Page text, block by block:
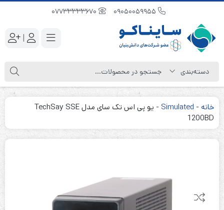
|
خانه -
Simulated
-
یو پی اس تک سای مدل TechSay SSE
1200BD